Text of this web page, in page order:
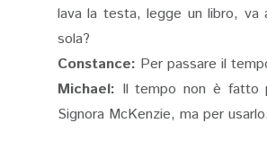
lava la testa, legge un libro, va
sola?
Constance: Per passare il
Michael: Il tempo non è fatto
Signora McKenzie, ma per usarlo.